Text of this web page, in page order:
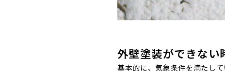
外壁塗装ができない
基本的に、気象条件を満たし